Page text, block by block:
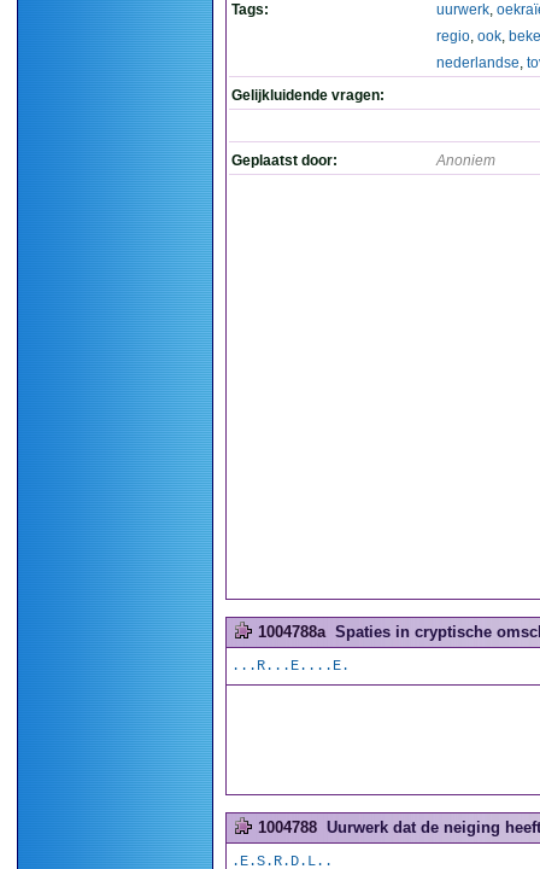
Tags:
uurwerk,
regio, ook,
nederlandse,
Gelijkluidende vragen:
Geplaatst door: Anoniem
1004788a Spaties in cryptische
...R...E....E.
1004788 Uurwerk dat de neiging
.E.S.R.D.L..